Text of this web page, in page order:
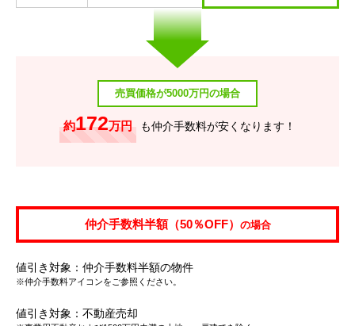
売買価格が5000万円の場合
約172万円 も仲介手数料が安くなります！
仲介手数料半額（50％OFF） の場合
値引き対象：仲介手数料半額の物件
※仲介手数料アイコンをご参照ください。
値引き対象：不動産売却